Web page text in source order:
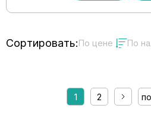
Сортировать:По цене По
1 2